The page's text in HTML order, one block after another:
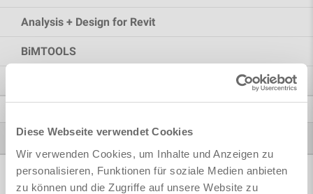
Diese Webseite verwendet Cookies
Wir verwenden Cookies, um Inhalte und Anzeigen zu
personalisieren, Funktionen für soziale Medien anbieten
zu können und die Zugriffe auf unsere Website zu
Analysis + Design for Revit
BiMTOOLS
Autodesk®
Software solutions